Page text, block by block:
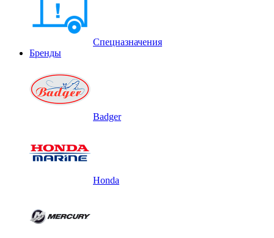
Спецназначения
Бренды
Badger
Honda